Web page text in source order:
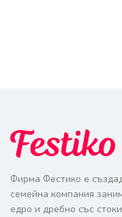
Фирма Фестико е
семейна компания
едро и дребно със